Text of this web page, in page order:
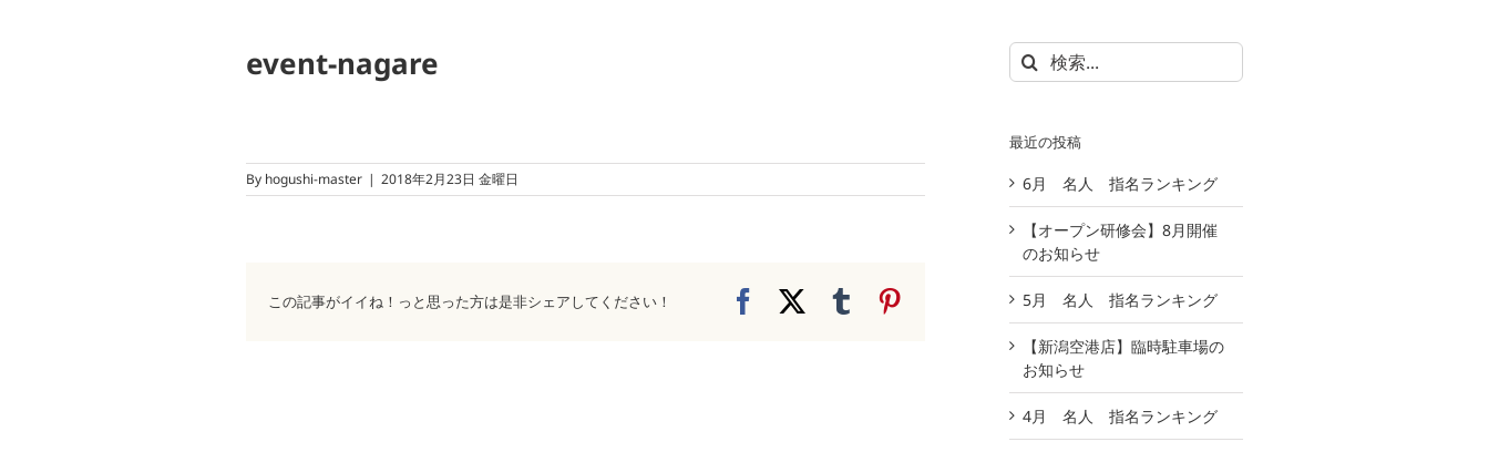
event-nagare
By hogushi-master | 2018年2月23日 金曜日
この記事がイイね！っと思った方は是非シェアしてください！ Facebook Tumblr
検
索
最近の投稿
6月 名人 指名ランキング
【オープン研修会】8月開催
のお知らせ
5月 名人 指名ランキング
【新潟空港店】臨時駐車場の
お知らせ
4月 名人 指名ランキング